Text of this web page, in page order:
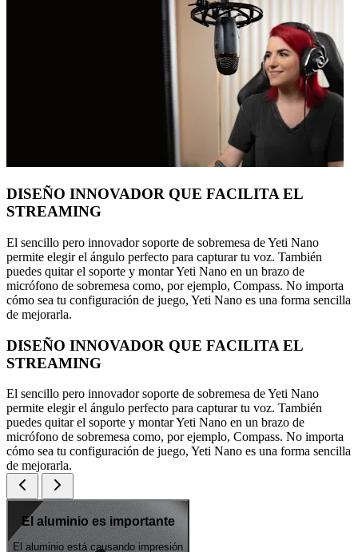
DISEÑO INNOVADOR QUE FACILITA EL
STREAMING
El sencillo pero innovador soporte de sobremesa de Yeti Nano
permite elegir el ángulo perfecto para capturar tu voz. También
puedes quitar el soporte y montar Yeti Nano en un brazo de
micrófono de sobremesa como, por ejemplo, Compass. No importa
cómo sea tu configuración de juego, Yeti Nano es una forma sencilla
de mejorarla.
DISEÑO INNOVADOR QUE FACILITA EL
STREAMING
El sencillo pero innovador soporte de sobremesa de Yeti Nano
permite elegir el ángulo perfecto para capturar tu voz. También
puedes quitar el soporte y montar Yeti Nano en un brazo de
micrófono de sobremesa como, por ejemplo, Compass. No importa
cómo sea tu configuración de juego, Yeti Nano es una forma sencilla
de mejorarla.
El aluminio es importante
El aluminio está causando impresión